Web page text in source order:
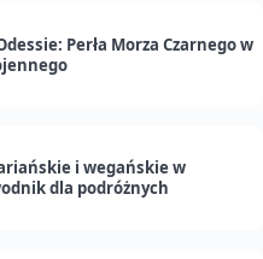
Perła Morza Czarnego w
i wegańskie w
dla podróżnych